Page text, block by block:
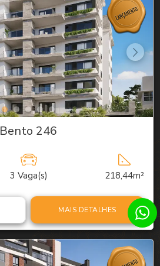
Bento 246
3 Vaga(s) 218,44m²
MAIS DETALHES